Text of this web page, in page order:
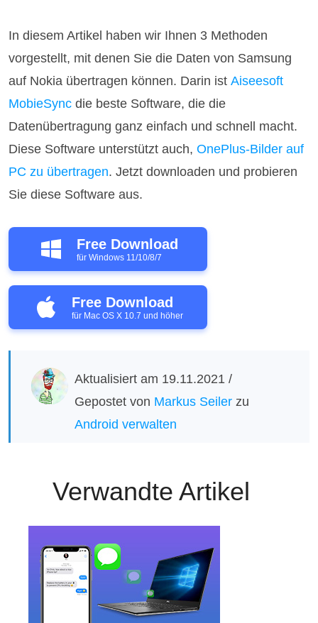
In diesem Artikel haben wir Ihnen 3 Methoden
vorgestellt, mit denen Sie die Daten von Samsung
auf Nokia übertragen können. Darin istAiseesoft
MobieSync die beste Software, die die
Datenübertragung ganz einfach und schnell macht.
Diese Software unterstützt auch,OnePlus-Bilder auf
PC zu übertragen. Jetzt downloaden und probieren
Sie diese Software aus.
Free Download
für Windows 11/10/8/7
Free Download
für Mac OS X 10.7 und höher
Aktualisiert am 19.11.2021 /
Gepostet von Markus Seiler zu
Android verwalten
Verwandte Artikel